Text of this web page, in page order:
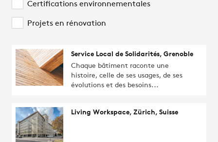
Certifications environnementales
Projets en rénovation
Service Local de Solidarités, Grenoble
Chaque bâtiment raconte une
histoire, celle de ses usages, de ses
évolutions et des besoins...
Living Workspace, Zürich, Suisse